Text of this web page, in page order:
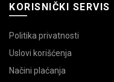
KORISNIČKI SERVIS
Politika privatnosti
Uslovi korišćenja
Načini plaćanja